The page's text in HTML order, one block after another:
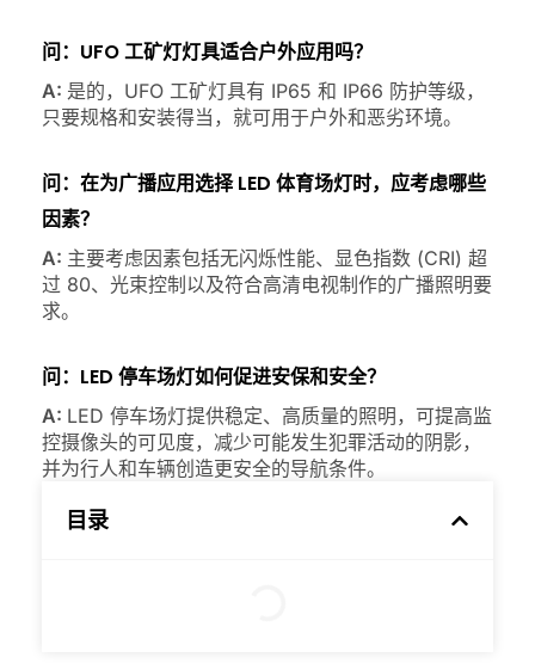
目录
问：UFO 工矿灯灯具适合户外应用吗？
A: 是的，UFO 工矿灯具有 IP65 和 IP66 防护等级，
只要规格和安装得当，就可用于户外和恶劣环境。
问：在为广播应用选择 LED 体育场灯时，应考虑哪些
因素？
A: 主要考虑因素包括无闪烁性能、显色指数 (CRI) 超
过 80、光束控制以及符合高清电视制作的广播照明要
求。
问：LED 停车场灯如何促进安保和安全？
A: LED 停车场灯提供稳定、高质量的照明，可提高监
控摄像头的可见度，减少可能发生犯罪活动的阴影，
并为行人和车辆创造更安全的导航条件。